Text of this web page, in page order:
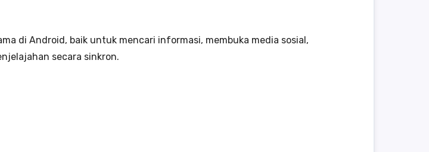
di Android, baik untuk mencari informasi, membuka media sosial,
secara sinkron.